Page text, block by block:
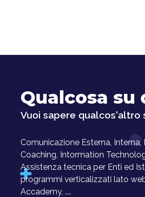
Qualcosa su
Vuoi sapere qualcos'altro
Comunicazione Esterna, Interna,
Coaching, Intormation
Assistenza tecnica per Enti ed
programmi verticalizzati lato
Accademy, ....